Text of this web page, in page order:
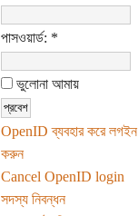
পাসওয়ার্ড: *
ভুলোনা আমায়
OpenID ব্যবহার করে লগইন
করুন
Cancel OpenID login
সদস্য নিবন্ধন